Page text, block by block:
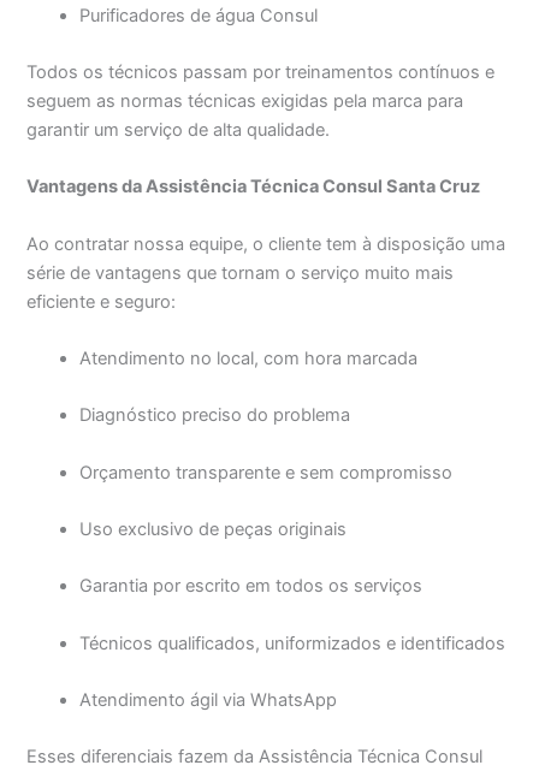
Purificadores de água Consul
Todos os técnicos passam por treinamentos contínuos e
seguem as normas técnicas exigidas pela marca para
garantir um serviço de alta qualidade.
Vantagens da Assistência Técnica Consul Santa Cruz
Ao contratar nossa equipe, o cliente tem à disposição uma
série de vantagens que tornam o serviço muito mais
eficiente e seguro:
Atendimento no local, com hora marcada
Diagnóstico preciso do problema
Orçamento transparente e sem compromisso
Uso exclusivo de peças originais
Garantia por escrito em todos os serviços
Técnicos qualificados, uniformizados e identificados
Atendimento ágil via WhatsApp
Esses diferenciais fazem da Assistência Técnica Consul